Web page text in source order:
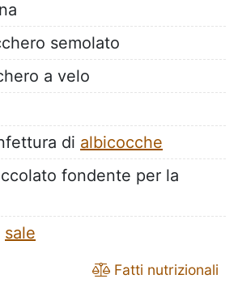
semolato
a velo
di albicocche
fondente per la
sale
Fatti nutrizionali